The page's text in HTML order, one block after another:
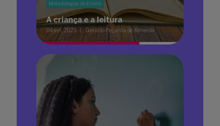
Metodologias de Ensino
A criança e a leitura
04 set. 2023 Geraldo Peçanha de Almeida